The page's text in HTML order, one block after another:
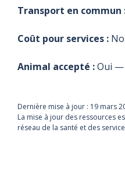
Transport en commun
Coût pour services :
Animal accepté :Oui —
Dernière mise à jour : 19 mars
La mise à jour des ressources
réseau de la santé et des